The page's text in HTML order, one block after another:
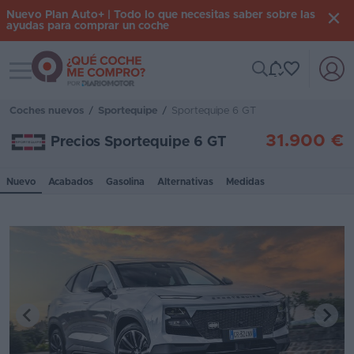
Iniciar
Coches
Suscripción
Stock
KM
Nuevo Plan Auto+ | Todo lo que necesitas saber sobre las
ayudas para comprar un coche
Toggle navigation
Coches nuevos / Sportequipe / Sportequipe 6 GT
Precios Sportequipe 6 GT 31.900 €
Nuevo Acabados Gasolina Alternativas Medidas